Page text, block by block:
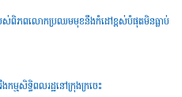
របស់ពិភពលោកប្រឈមមុខនឹងកំដៅខ្ពស់បំផុតមិនធ្លាប់
កម្មសិទ្ធិពលរដ្ឋនៅក្រុងក្រចេះ